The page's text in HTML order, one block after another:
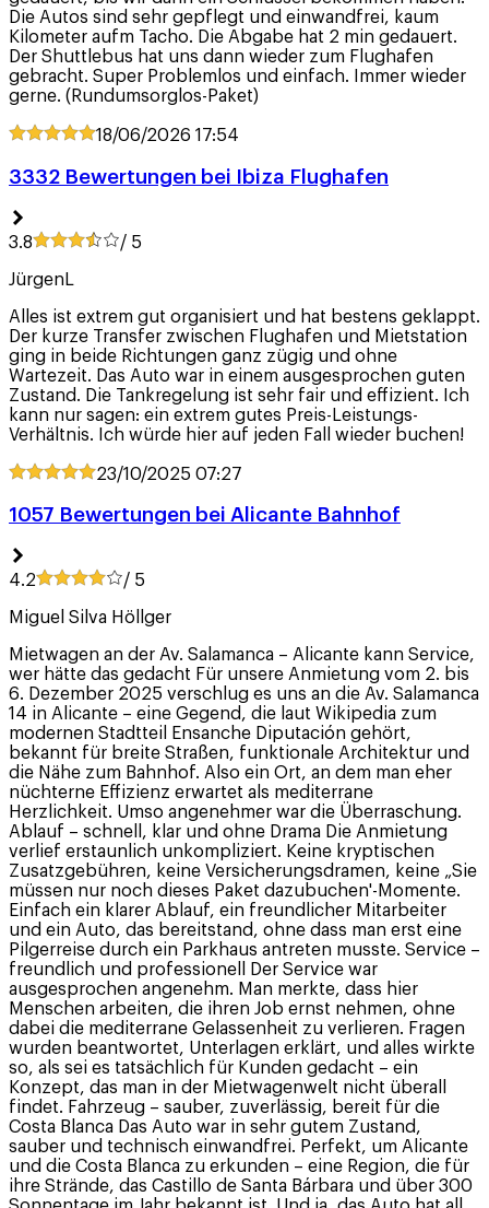
Die Autos sind sehr gepflegt und einwandfrei, kaum
Kilometer aufm Tacho. Die Abgabe hat 2 min gedauert.
Der Shuttlebus hat uns dann wieder zum Flughafen
gebracht. Super Problemlos und einfach. Immer wieder
gerne. (Rundumsorglos-Paket)
18/06/2026 17:54
3332 Bewertungen bei Ibiza Flughafen
3.8 / 5
JürgenL
Alles ist extrem gut organisiert und hat bestens geklappt.
Der kurze Transfer zwischen Flughafen und Mietstation
ging in beide Richtungen ganz zügig und ohne
Wartezeit. Das Auto war in einem ausgesprochen guten
Zustand. Die Tankregelung ist sehr fair und effizient. Ich
kann nur sagen: ein extrem gutes Preis-Leistungs-
Verhältnis. Ich würde hier auf jeden Fall wieder buchen!
23/10/2025 07:27
1057 Bewertungen bei Alicante Bahnhof
4.2 / 5
Miguel Silva Höllger
Mietwagen an der Av. Salamanca – Alicante kann Service,
wer hätte das gedacht Für unsere Anmietung vom 2. bis
6. Dezember 2025 verschlug es uns an die Av. Salamanca
14 in Alicante – eine Gegend, die laut Wikipedia zum
modernen Stadtteil Ensanche Diputación gehört,
bekannt für breite Straßen, funktionale Architektur und
die Nähe zum Bahnhof. Also ein Ort, an dem man eher
nüchterne Effizienz erwartet als mediterrane
Herzlichkeit. Umso angenehmer war die Überraschung.
Ablauf – schnell, klar und ohne Drama Die Anmietung
verlief erstaunlich unkompliziert. Keine kryptischen
Zusatzgebühren, keine Versicherungsdramen, keine „Sie
müssen nur noch dieses Paket dazubuchen'-Momente.
Einfach ein klarer Ablauf, ein freundlicher Mitarbeiter
und ein Auto, das bereitstand, ohne dass man erst eine
Pilgerreise durch ein Parkhaus antreten musste. Service –
freundlich und professionell Der Service war
ausgesprochen angenehm. Man merkte, dass hier
Menschen arbeiten, die ihren Job ernst nehmen, ohne
dabei die mediterrane Gelassenheit zu verlieren. Fragen
wurden beantwortet, Unterlagen erklärt, und alles wirkte
so, als sei es tatsächlich für Kunden gedacht – ein
Konzept, das man in der Mietwagenwelt nicht überall
findet. Fahrzeug – sauber, zuverlässig, bereit für die
Costa Blanca Das Auto war in sehr gutem Zustand,
sauber und technisch einwandfrei. Perfekt, um Alicante
und die Costa Blanca zu erkunden – eine Region, die für
ihre Strände, das Castillo de Santa Bárbara und über 300